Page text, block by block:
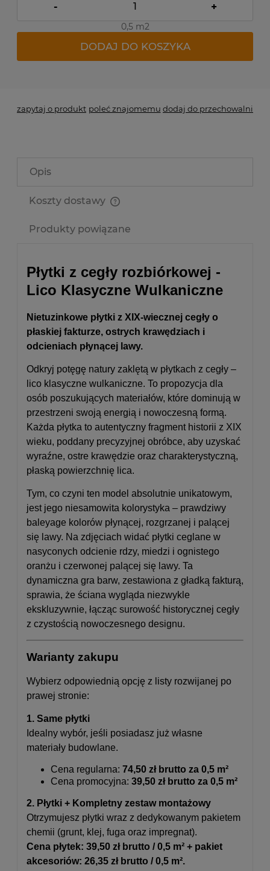
- +
0,5 m2
DODAJ DO KOSZYKA
zapytaj o produkt poleć znajomemu dodaj do przechowalni
Opis
Koszty dostawy
Produkty powiązane
Płytki z cegły rozbiórkowej -
Lico Klasyczne Wulkaniczne
Nietuzinkowe płytki z XIX-wiecznej cegły o
płaskiej fakturze, ostrych krawędziach i
odcieniach płynącej lawy.
Odkryj potęgę natury zaklętą w płytkach z cegły –
lico klasyczne wulkaniczne. To propozycja dla
osób poszukujących materiałów, które dominują w
przestrzeni swoją energią i nowoczesną formą.
Każda płytka to autentyczny fragment historii z XIX
wieku, poddany precyzyjnej obróbce, aby uzyskać
wyraźne, ostre krawędzie oraz charakterystyczną,
płaską powierzchnię lica.
Tym, co czyni ten model absolutnie unikatowym,
jest jego niesamowita kolorystyka – prawdziwy
baleyage kolorów płynącej, rozgrzanej i palącej
się lawy. Na zdjęciach widać płytki ceglane w
nasyconych odcienie rdzy, miedzi i ognistego
oranżu i czerwonej palącej się lawy. Ta
dynamiczna gra barw, zestawiona z gładką fakturą,
sprawia, że ściana wygląda niezwykle
ekskluzywnie, łącząc surowość historycznej cegły
z czystością nowoczesnego designu.
Warianty zakupu
Wybierz odpowiednią opcję z listy rozwijanej po
prawej stronie:
1. Same płytki
Idealny wybór, jeśli posiadasz już własne
materiały budowlane.
Cena regularna: 74,50 zł brutto za 0,5 m²
Cena promocyjna: 39,50 zł brutto za 0,5 m²
2. Płytki + Kompletny zestaw montażowy
Otrzymujesz płytki wraz z dedykowanym pakietem
chemii (grunt, klej, fuga oraz impregnat).
Cena płytek: 39,50 zł brutto / 0,5 m² + pakiet
akcesoriów: 26,35 zł brutto / 0,5 m².